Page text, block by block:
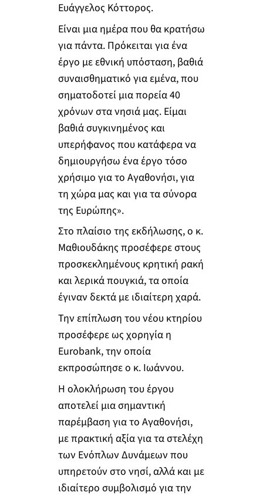
Ευάγγελος Κόττορος.
Είναι μια ημέρα που θα κρατήσω
για πάντα. Πρόκειται για ένα
έργο με εθνική υπόσταση, βαθιά
συναισθηματικό για εμένα, που
σηματοδοτεί μια πορεία 40
χρόνων στα νησιά μας. Είμαι
βαθιά συγκινημένος και
υπερήφανος που κατάφερα να
δημιουργήσω ένα έργο τόσο
χρήσιμο για το Αγαθονήσι, για
τη χώρα μας και για τα σύνορα
της Ευρώπης».
Στο πλαίσιο της εκδήλωσης, ο κ.
Μαθιουδάκης προσέφερε στους
προσκεκλημένους κρητική ρακή
και λερικά πουγκιά, τα οποία
έγιναν δεκτά με ιδιαίτερη χαρά.
Την επίπλωση του νέου κτηρίου
προσέφερε ως χορηγία η
Eurobank, την οποία
εκπροσώπησε ο κ. Ιωάννου.
Η ολοκλήρωση του έργου
αποτελεί μια σημαντική
παρέμβαση για το Αγαθονήσι,
με πρακτική αξία για τα στελέχη
των Ενόπλων Δυνάμεων που
υπηρετούν στο νησί, αλλά και με
ιδιαίτερο συμβολισμό για την